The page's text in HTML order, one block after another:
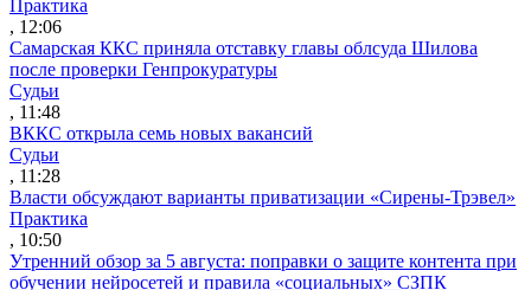
Практика
, 12:06
Самарская ККС приняла отставку главы облсуда Шилова
после проверки Генпрокуратуры
Судьи
, 11:48
ВККС открыла семь новых вакансий
Судьи
, 11:28
Власти обсуждают варианты приватизации «Сирены-Трэвел»
Практика
, 10:50
Утренний обзор за 5 августа: поправки о защите контента при
обучении нейросетей и правила «социальных» СЗПК